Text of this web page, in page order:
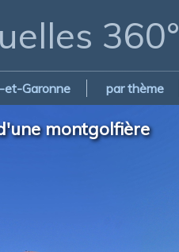
360°
et-Garonne par thème
montgolfière